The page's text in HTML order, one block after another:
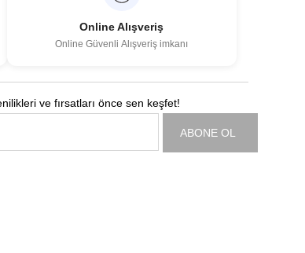
Online Alışveriş
Online Güvenli Alışveriş imkanı
ve fırsatları önce sen keşfet!
ABONE OL